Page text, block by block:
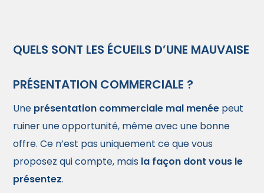
QUELS SONT LES ÉCUEILS D’UNE MAUVAISE
PRÉSENTATION COMMERCIALE ?
Une présentation commerciale mal menée peut
ruiner une opportunité, même avec une bonne
offre. Ce n’est pas uniquement ce que vous
proposez qui compte, mais la façon dont vous le
présentez.